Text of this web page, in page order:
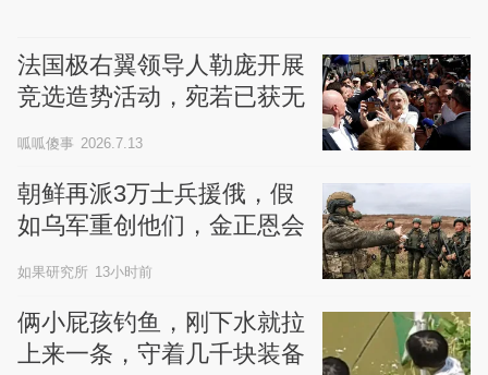
法国极右翼领导人勒庞开展
竞选造势活动，宛若已获无
呱呱傻事 2026.7.13
朝鲜再派3万士兵援俄，假
如乌军重创他们，金正恩会
如果研究所 13小时前
俩小屁孩钓鱼，刚下水就拉
上来一条，守着几千块装备